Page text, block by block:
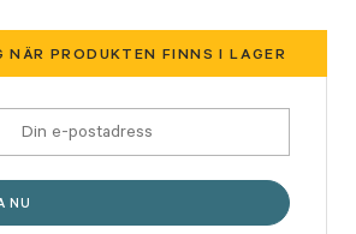
NÄR PRODUKTEN FINNS I LAGER